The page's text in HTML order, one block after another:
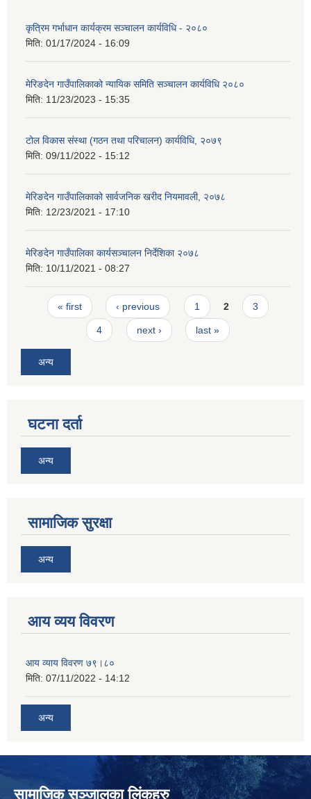
कृत्रिम गर्भाधान कार्यक्रम सञ्चालन कार्यविधि - २०८०
मिति: 01/17/2024 - 16:09
मेरिङदेन गाउँपालिकाको न्यायिक समिति सञ्‍चालन कार्यविधि २०८०
मिति: 11/23/2023 - 15:35
टोल विकास संस्था (गठन तथा परिचालन) कार्यविधि, २०७९
मिति: 09/11/2022 - 15:12
मेरिङदेन गाउँपालिकाको सार्वजनिक खरीद नियमावली, २०७८
मिति: 12/23/2021 - 17:10
मेरिङदेन गाउँपालिका कार्यसञ्चालन निर्देशिका २०७८
मिति: 10/11/2021 - 08:27
Pages
« first ‹ previous 1 2 3
4 next › last »
अन्य
घटना दर्ता
अन्य
सामाजिक सुरक्षा
अन्य
आय व्यय विवरण
आय व्याय विवरण ७९।८०
मिति: 07/11/2022 - 14:12
अन्य
सामाजिक सञ्‍जालका लिंकहरु